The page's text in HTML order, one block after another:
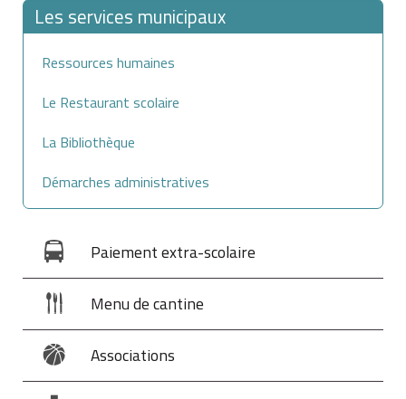
Les services municipaux
Ressources humaines
Le Restaurant scolaire
La Bibliothèque
Démarches administratives
Paiement extra-scolaire
Menu de cantine
Associations